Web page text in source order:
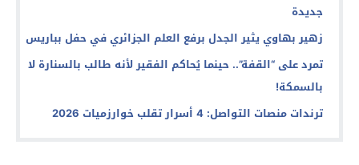
جديدة
زهير بهاوي يثير الجدل برفع العلم الجزائري في حفل بباريس
تمرد على “القفة”.. حينما يُحاكم الفقير لأنه طالب بالسنارة لا
بالسمكة!
ترندات منصات التواصل: 4 أسرار تقلب خوارزميات 2026